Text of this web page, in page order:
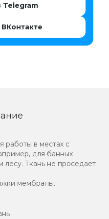
Telegram
работы в местах с
для банных
Ткань не проседает
мембраны.